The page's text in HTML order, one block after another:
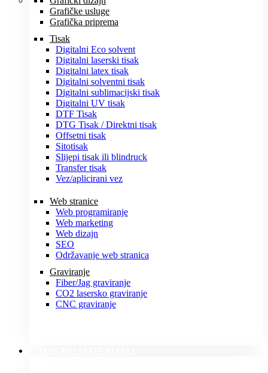
Grafičke usluge
Grafička priprema
Tisak
Digitalni Eco solvent
Digitalni laserski tisak
Digitalni latex tisak
Digitalni solventni tisak
Digitalni sublimacijski tisak
Digitalni UV tisak
DTF Tisak
DTG Tisak / Direktni tisak
Offsetni tisak
Sitotisak
Slijepi tisak ili blindruck
Transfer tisak
Vez/aplicirani vez
Web stranice
Web programiranje
Web marketing
Web dizajn
SEO
Održavanje web stranica
Graviranje
Fiber/Jag graviranje
CO2 lasersko graviranje
CNC graviranje